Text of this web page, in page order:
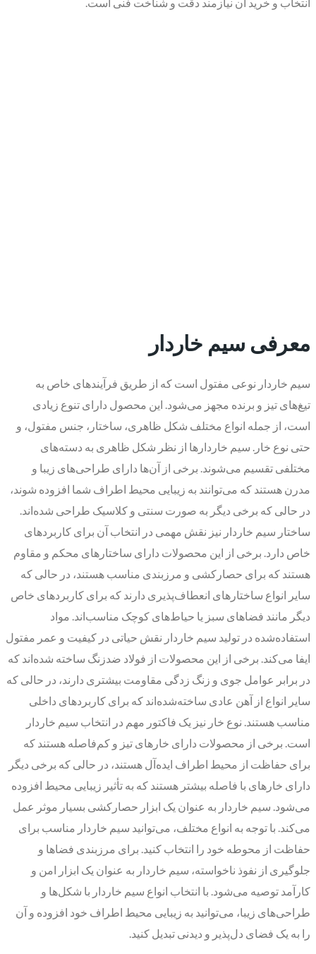
معرفی سیم خاردار
سیم خاردار نوعی مفتول است که از طریق فرآیندهای خاص به
تیغ‌های تیز و برنده مجهز می‌شود. این محصول دارای تنوع زیادی
است، از جمله انواع مختلف شکل ظاهری، ساختار، جنس مفتول، و
حتی نوع خار. سیم خاردارها از نظر شکل ظاهری به دسته‌های
مختلفی تقسیم می‌شوند. برخی از آن‌ها دارای طراحی‌های زیبا و
مدرن هستند که می‌توانند به زیبایی محیط اطراف شما افزوده شوند،
در حالی که برخی دیگر به صورت سنتی و کلاسیک طراحی شده‌اند.
ساختار سیم خاردار نیز نقش مهمی در انتخاب آن برای کاربردهای
خاص دارد. برخی از این محصولات دارای ساختارهای محکم و مقاوم
هستند که برای حصارکشی و مرزبندی مناسب هستند، در حالی که
سایر انواع ساختارهای انعطاف‌پذیری دارند که برای کاربردهای خاص
دیگر مانند فضاهای سبز یا حیاط‌های کوچک مناسب‌اند. مواد
استفاده‌شده در تولید سیم خاردار نقش حیاتی در کیفیت و عمر مفتول
ایفا می‌کند. برخی از این محصولات از فولاد ضدزنگ ساخته شده‌اند که
در برابر عوامل جوی و زنگ زدگی مقاومت بیشتری دارند، در حالی که
سایر انواع از آهن عادی ساخته‌شده‌اند که برای کاربردهای داخلی
مناسب هستند. نوع خار نیز یک فاکتور مهم در انتخاب سیم خاردار
است. برخی از محصولات دارای خارهای تیز و کم‌فاصله هستند که
برای حفاظت از محیط اطراف ایده‌آل هستند، در حالی که برخی دیگر
دارای خارهای با فاصله بیشتر هستند که به تأثیر زیبایی محیط افزوده
می‌شود. سیم خاردار به عنوان یک ابزار حصارکشی بسیار موثر عمل
می‌کند. با توجه به انواع مختلف، می‌توانید سیم خاردار مناسب برای
حفاظت از محوطه خود را انتخاب کنید. برای مرزبندی فضاها و
جلوگیری از نفوذ ناخواسته، سیم خاردار به عنوان یک ابزار امن و
کارآمد توصیه می‌شود. با انتخاب انواع سیم خاردار با شکل‌ها و
طراحی‌های زیبا، می‌توانید به زیبایی محیط اطراف خود افزوده و آن
را به یک فضای دل‌پذیر و دیدنی تبدیل کنید.